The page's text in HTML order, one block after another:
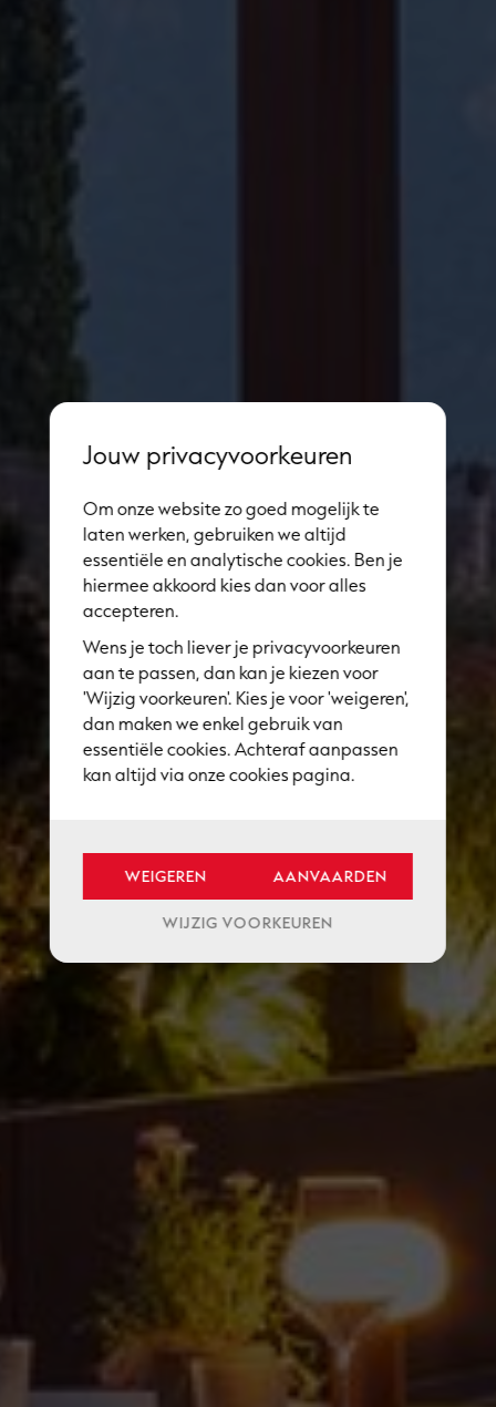
We zijn op verlof
maar vanaf 3/8
is onze
showroom terug
open en vanaf
10/8 het
Jouw privacyvoorkeuren
Om onze website zo goed mogelijk te
laten werken, gebruiken we altijd
essentiële en analytische cookies. Ben je
hiermee akkoord kies dan voor alles
accepteren.
Wens je toch liever je privacyvoorkeuren
aan te passen, dan kan je kiezen voor
'Wijzig voorkeuren'. Kies je voor 'weigeren',
dan maken we enkel gebruik van
essentiële cookies. Achteraf aanpassen
kan altijd via onze cookies pagina.
WEIGEREN AANVAARDEN
WIJZIG VOORKEUREN